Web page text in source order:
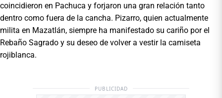
coincidieron en Pachuca y forjaron una gran relación tanto
dentro como fuera de la cancha. Pizarro, quien actualmente
milita en Mazatlán, siempre ha manifestado su cariño por el
Rebaño Sagrado y su deseo de volver a vestir la camiseta
rojiblanca.
PUBLICIDAD